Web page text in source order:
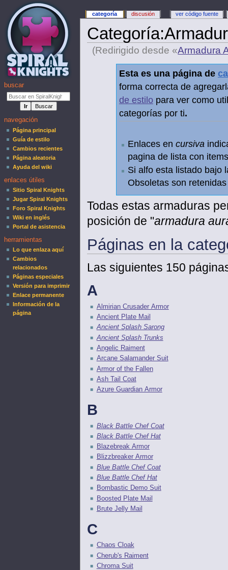
Categoría:
(Redirigido desde «Armadura
Esta es una página de
forma correcta de
de estilopara ver como
categorías por ti.
Enlaces encursiva
pagina de lista con
Si alfo esta listado bajo
Obsoletas son
Todas estas armaduras
posición de "armadura
Páginas en la
Las siguientes 150
A
Almirian Crusader Armor
Ancient Plate Mail
Ancient Splash Sarong
Ancient Splash Trunks
Angelic Raiment
Arcane Salamander Suit
Armor of the Fallen
Ash Tail Coat
Azure Guardian Armor
B
Black Battle Chef Coat
Black Battle Chef Hat
Blazebreak Armor
Blizzbreaker Armor
Blue Battle Chef Coat
Blue Battle Chef Hat
Bombastic Demo Suit
Boosted Plate Mail
Brute Jelly Mail
C
Chaos Cloak
Cherub's Raiment
Chroma Suit
categoría discusión ver código fuente
buscar
navegación
Página principal
Guía de estilo
Cambios recientes
Página aleatoria
Ayuda del wiki
enlaces útiles
Sitio Spiral Knights
Jugar Spiral Knights
Foro Spiral Knights
Wiki en inglés
Portal de asistencia
herramientas
Lo que enlaza aquí
Cambios
relacionados
Páginas especiales
Versión para imprimir
Enlace permanente
Información de la
página